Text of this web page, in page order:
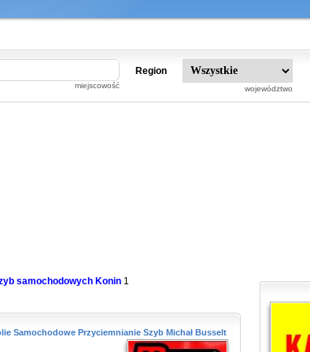
miejscowość
Region
województwo
samochodowych Konin 1
Samochodowe Przyciemnianie Szyb Michał Busselt